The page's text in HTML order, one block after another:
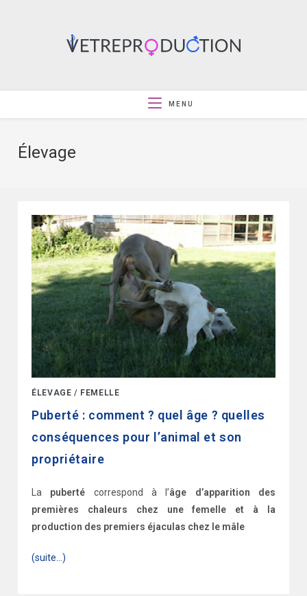
MENU
Élevage
ÉLEVAGE / FEMELLE
Puberté : comment ? quel âge ? quelles
conséquences pour l’animal et son
propriétaire
La puberté correspond à l’âge d’apparition des
premières chaleurs chez une femelle et à la
production des premiers éjaculas chez le mâle
(suite…)